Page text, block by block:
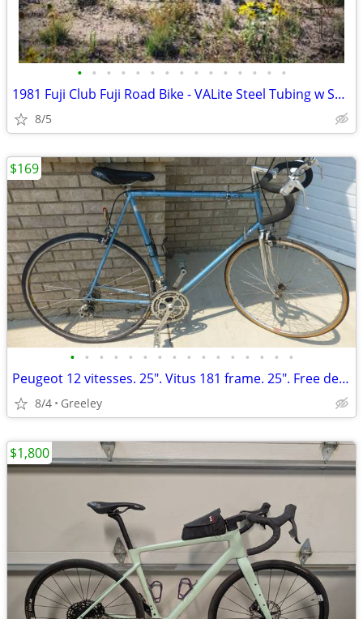
• • • • • • • • • • • • • • •
1981 Fuji Club Fuji Road Bike - VALite Steel Tubing w Suntour Cyclone
8/5
• • • • • • • • • • • • • • • •
Peugeot 12 vitesses. 25". Vitus 181 frame. 25". Free delivery.
8/4 Greeley
$169
$1,800